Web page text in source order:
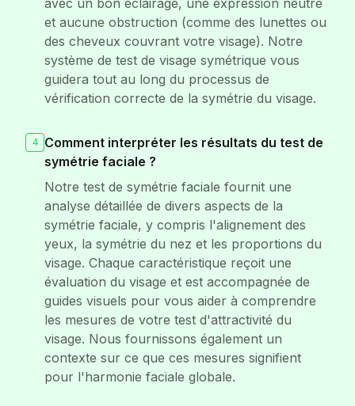
avec un bon éclairage, une expression neutre
et aucune obstruction (comme des lunettes ou
des cheveux couvrant votre visage). Notre
système de test de visage symétrique vous
guidera tout au long du processus de
vérification correcte de la symétrie du visage.
4
Comment interpréter les résultats du test de
symétrie faciale ?
Notre test de symétrie faciale fournit une
analyse détaillée de divers aspects de la
symétrie faciale, y compris l'alignement des
yeux, la symétrie du nez et les proportions du
visage. Chaque caractéristique reçoit une
évaluation du visage et est accompagnée de
guides visuels pour vous aider à comprendre
les mesures de votre test d'attractivité du
visage. Nous fournissons également un
contexte sur ce que ces mesures signifient
pour l'harmonie faciale globale.